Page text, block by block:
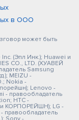
в ООО
может быть
(Эпл Инк.); Huawei и
CO., LTD. (ХУАВЕЙ
Samsung
MEIZU -
Nokia -
Lenovo -
- правообладатель
HTC -
КОРПОРЕЙШН); LG -
правообладатель